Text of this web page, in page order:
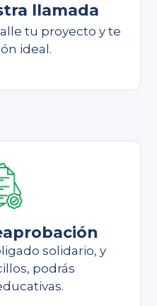
llamada
tu proyecto y te
ideal.
solidario, y
podrás